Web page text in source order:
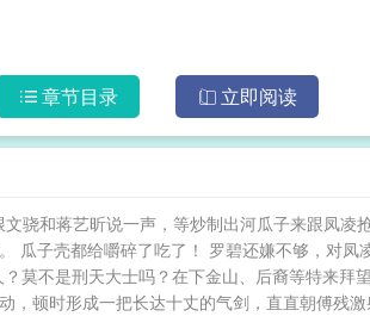
章节目录 立即阅读
文骁和蒋艺昕说一声，等炒制出河瓜子来跟凤凌
瓜子壳都给嚼碎了吃了！ 罗碧还嫌不够，对凤
莫不是刑天大士吗？在下金山、后裔等特来
顿时形成一把长达十丈的气剑，直直朝傅残